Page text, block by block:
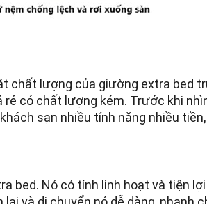
chất lượng của giường extra bed
có chất lượng kém. Trước khi
sạn nhiều tính năng nhiều
bed. Nó có tính linh hoạt và tiện